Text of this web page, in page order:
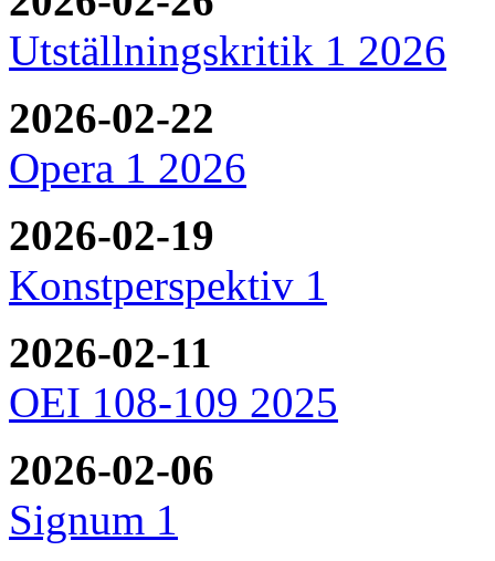
Utställningskritik 1 2026
2026-02-22
Opera 1 2026
2026-02-19
Konstperspektiv 1
2026-02-11
OEI 108-109 2025
2026-02-06
Signum 1